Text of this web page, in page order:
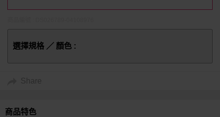
選擇規格 ／ 顏色 :
Share
商品特色